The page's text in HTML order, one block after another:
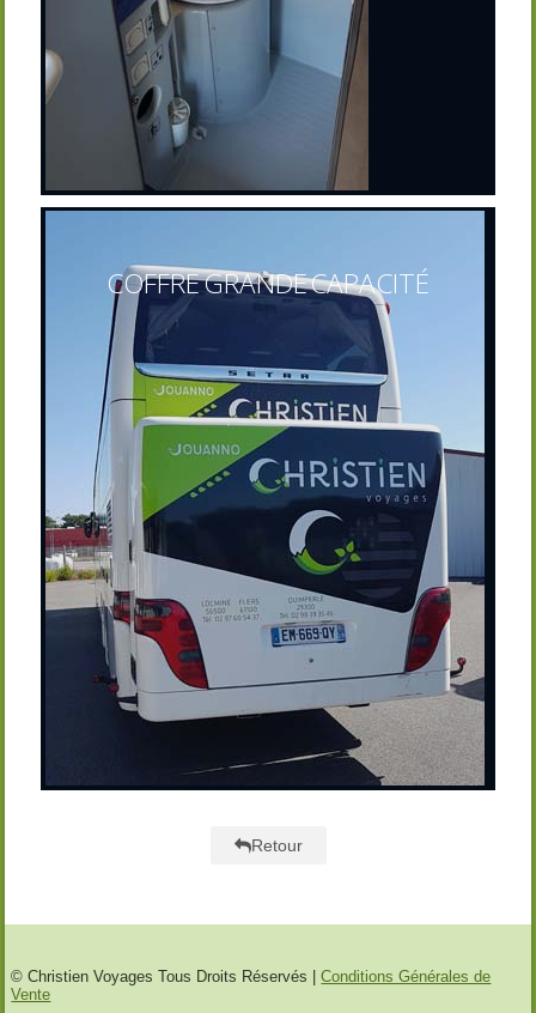
COFFRE GRANDE CAPACITÉ
Retour
© Christien Voyages Tous Droits Réservés |Conditions Générales de
Vente